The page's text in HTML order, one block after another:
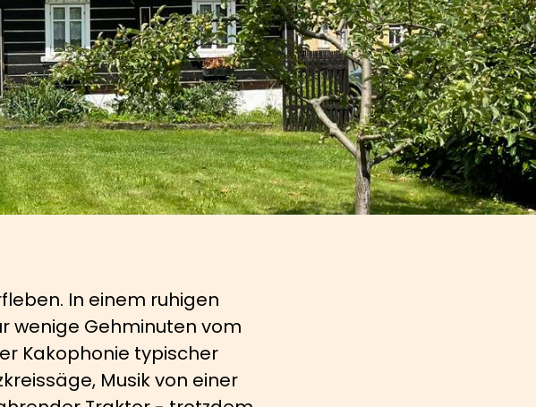
In einem ruhigen
wenige Gehminuten vom
Kakophonie typischer
Musik von einer